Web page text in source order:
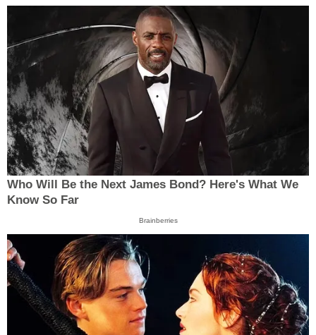
Who Will Be the Next James Bond? Here's What We
Know So Far
Brainberries